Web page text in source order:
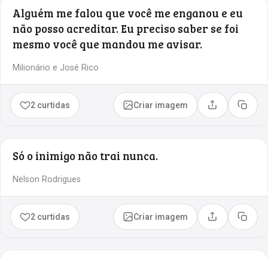
Alguém me falou que você me enganou e eu
não posso acreditar. Eu preciso saber se foi
mesmo você que mandou me avisar.
Milionário e José Rico
2 curtidas Criar imagem Compartilhar
Copiar
Só o inimigo não trai nunca.
Nelson Rodrigues
2 curtidas Criar imagem Compartilhar
Copiar